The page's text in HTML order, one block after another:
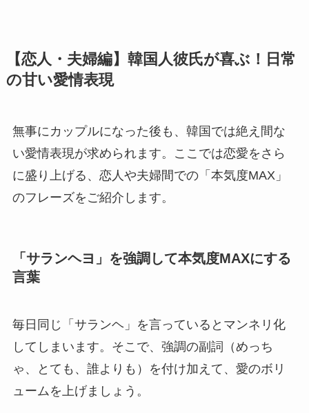
【恋人・夫婦編】韓国人彼氏が喜ぶ！日常
の甘い愛情表現
無事にカップルになった後も、韓国では絶え間な
い愛情表現が求められます。ここでは恋愛をさら
に盛り上げる、恋人や夫婦間での「本気度MAX」
のフレーズをご紹介します。
「サランヘヨ」を強調して本気度MAXにする
言葉
毎日同じ「サランヘ」を言っているとマンネリ化
してしまいます。そこで、強調の副詞（めっち
ゃ、とても、誰よりも）を付け加えて、愛のボリ
ュームを上げましょう。